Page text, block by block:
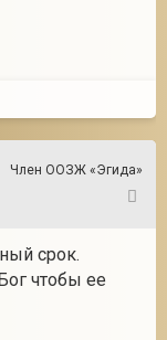
Член ООЗЖ «Эгида»
срок.
чтобы ее